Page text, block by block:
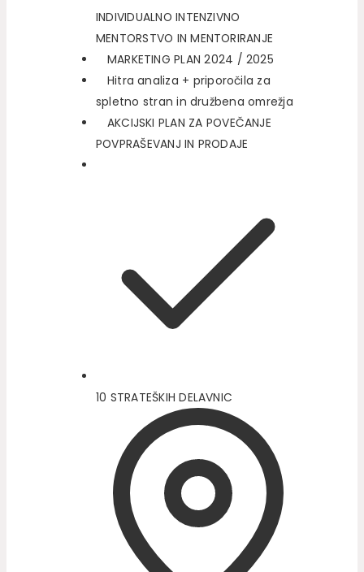
INDIVIDUALNO INTENZIVNO
MENTORSTVO IN MENTORIRANJE
MARKETING PLAN 2024 / 2025
Hitra analiza + priporočila za
spletno stran in družbena omrežja
AKCIJSKI PLAN ZA POVEČANJE
POVPRAŠEVANJ IN PRODAJE
10 STRATEŠKIH DELAVNIC